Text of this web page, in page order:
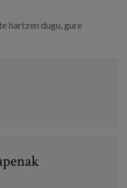
hartzen dugu, gure